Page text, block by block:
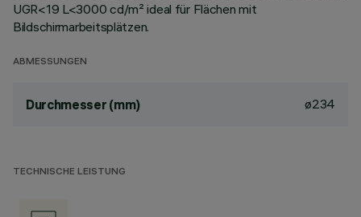
UGR<19 L<3000 cd/m² ideal für Flächen mit
Bildschirmarbeitsplätzen.
ABMESSUNGEN
Durchmesser (mm) ø234
TECHNISCHE LEISTUNG